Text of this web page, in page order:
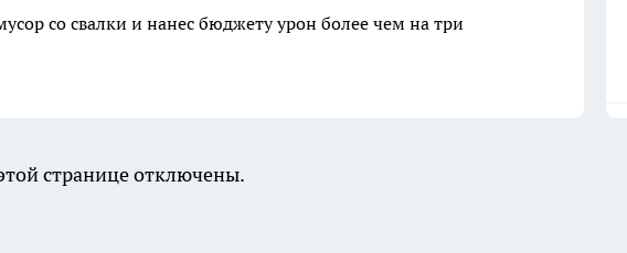
со свалки и нанес бюджету урон более чем на три
странице отключены.